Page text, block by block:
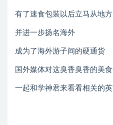
有了速食包装以后立马从地
并进一步扬名海外
成为了海外游子间的硬通货
国外媒体对这臭香臭香的美
一起和学神君来看看相关的